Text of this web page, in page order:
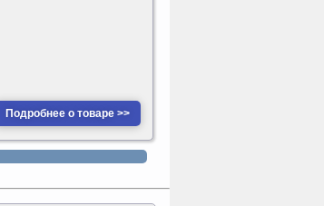
Подробнее о товаре >>